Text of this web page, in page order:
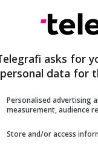
Nuk reagoi mirë
një paraqitje të
e 73′ dhe bën
asks for
personal data for
Personalised advertising
measurement, audience
Store and/or access